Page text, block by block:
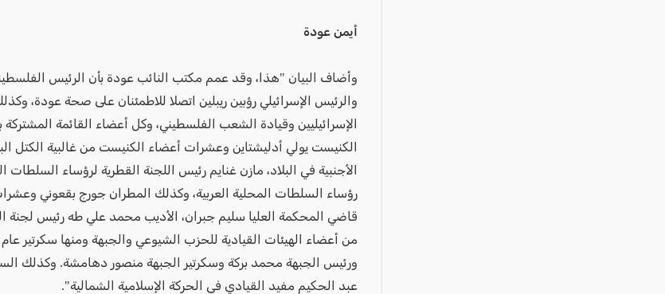
أيمن عودة
وأضاف البيان "هذا، وقد عمم مكتب النائب عودة بأن الرئيس
والرئيس الإسرائيلي رؤبين ريبلين اتصلا للاطمئنان على صحة عودة،
الإسرائيليين وقيادة الشعب الفلسطيني، وكل أعضاء القائمة المشتركة
الكنيست يولي أدليشتاين وعشرات أعضاء الكنيست من غالبية الكتل
الأجنبية في البلاد، مازن غنايم رئيس اللجنة القطرية لرؤساء السلطات
رؤساء السلطات المحلية العربية، وكذلك المطران جورج بقعوني
قاضي المحكمة العليا سليم جبران، الأديب محمد علي طه رئيس لجنة
من أعضاء الهيئات القيادية للحزب الشيوعي والجبهة ومنها سكرتير
ورئيس الجبهة محمد بركة وسكرتير الجبهة منصور دهامشة. وكذلك
عبد الحكيم مفيد القيادي في الحركة الإسلامية الشمالية".